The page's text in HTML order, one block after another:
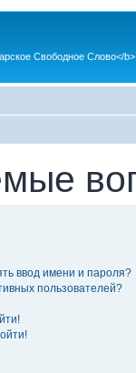
Свободное Слово</b>
ввод имени и пароля?
пользователей?